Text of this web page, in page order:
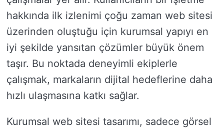
hakkında ilk izlenimi çoğu zaman web sitesi
üzerinden oluştuğu için kurumsal yapıyı en
iyi şekilde yansıtan çözümler büyük önem
taşır. Bu noktada deneyimli ekiplerle
çalışmak, markaların dijital hedeflerine daha
hızlı ulaşmasına katkı sağlar.
Kurumsal web sitesi tasarımı, sadece görsel